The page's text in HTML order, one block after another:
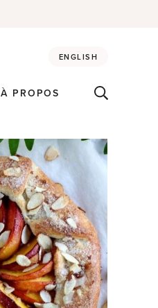
ENGLISH
À PROPOS